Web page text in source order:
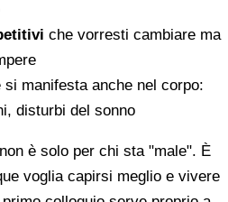
che vorresti cambiare ma
si manifesta anche nel corpo:
disturbi del sonno
è solo per chi sta "male". È
voglia capirsi meglio e vivere